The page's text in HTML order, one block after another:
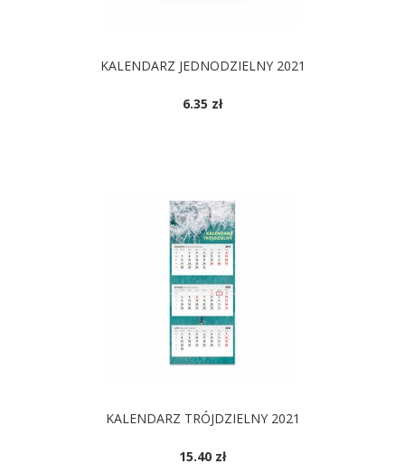
KALENDARZ JEDNODZIELNY 2021
6.35 zł
KALENDARZ TRÓJDZIELNY 2021
15.40 zł